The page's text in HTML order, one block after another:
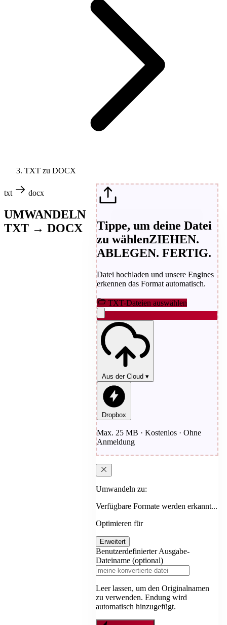
TXT zu DOCX
txt docx
UMWANDELN
TXT → DOCX
Tippe, um deine Datei
zu wählenZIEHEN.
ABLEGEN. FERTIG.
Datei hochladen und unsere Engines
erkennen das Format automatisch.
TXT-Dateien auswählen
Aus der Cloud ▾
Dropbox
Max. 25 MB · Kostenlos · Ohne
Anmeldung
Umwandeln zu:
Verfügbare Formate werden erkannt...
Optimieren für
Erweitert
Benutzerdefinierter Ausgabe-
Dateiname (optional)
Leer lassen, um den Originalnamen
zu verwenden. Endung wird
automatisch hinzugefügt.